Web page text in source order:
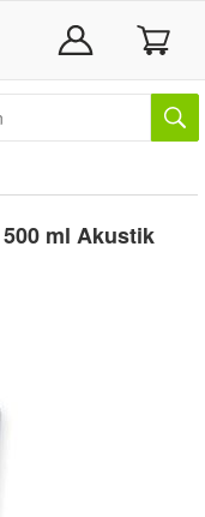
ml Akustik